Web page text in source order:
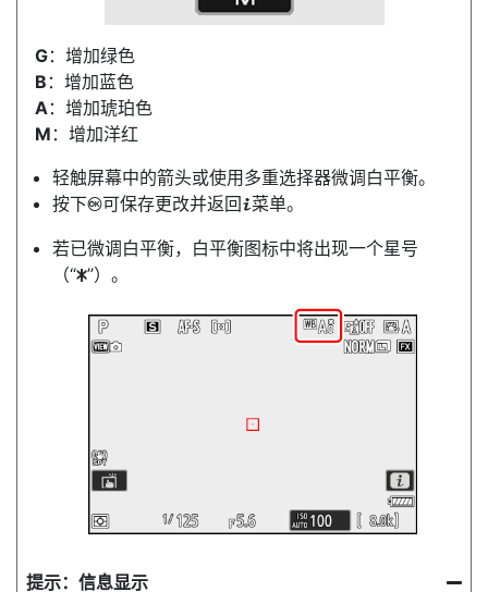
G：增加绿色
B ：增加蓝色
A：增加琥珀色
M ：增加洋红
轻触屏幕中的箭头或使用多重选择器微调白平衡。
按下J可保存更改并返回 i菜单。
若已微调白平衡，白平衡图标中将出现一个星号
（“U”）。
信息显示